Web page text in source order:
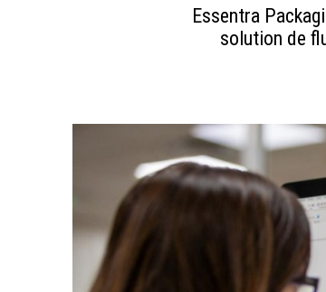
Essentra
solution de